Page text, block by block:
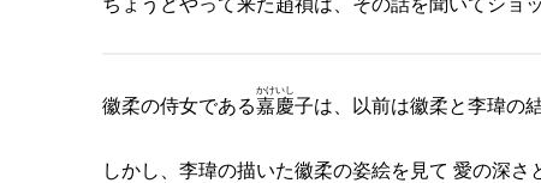
ちょうどやって来た趙禎は、その話を聞いてショ
徽柔の侍女である嘉慶
かけいし
子は、以前は徽柔と李瑋の
しかし、李瑋の描いた徽柔の姿絵を見て 愛の深